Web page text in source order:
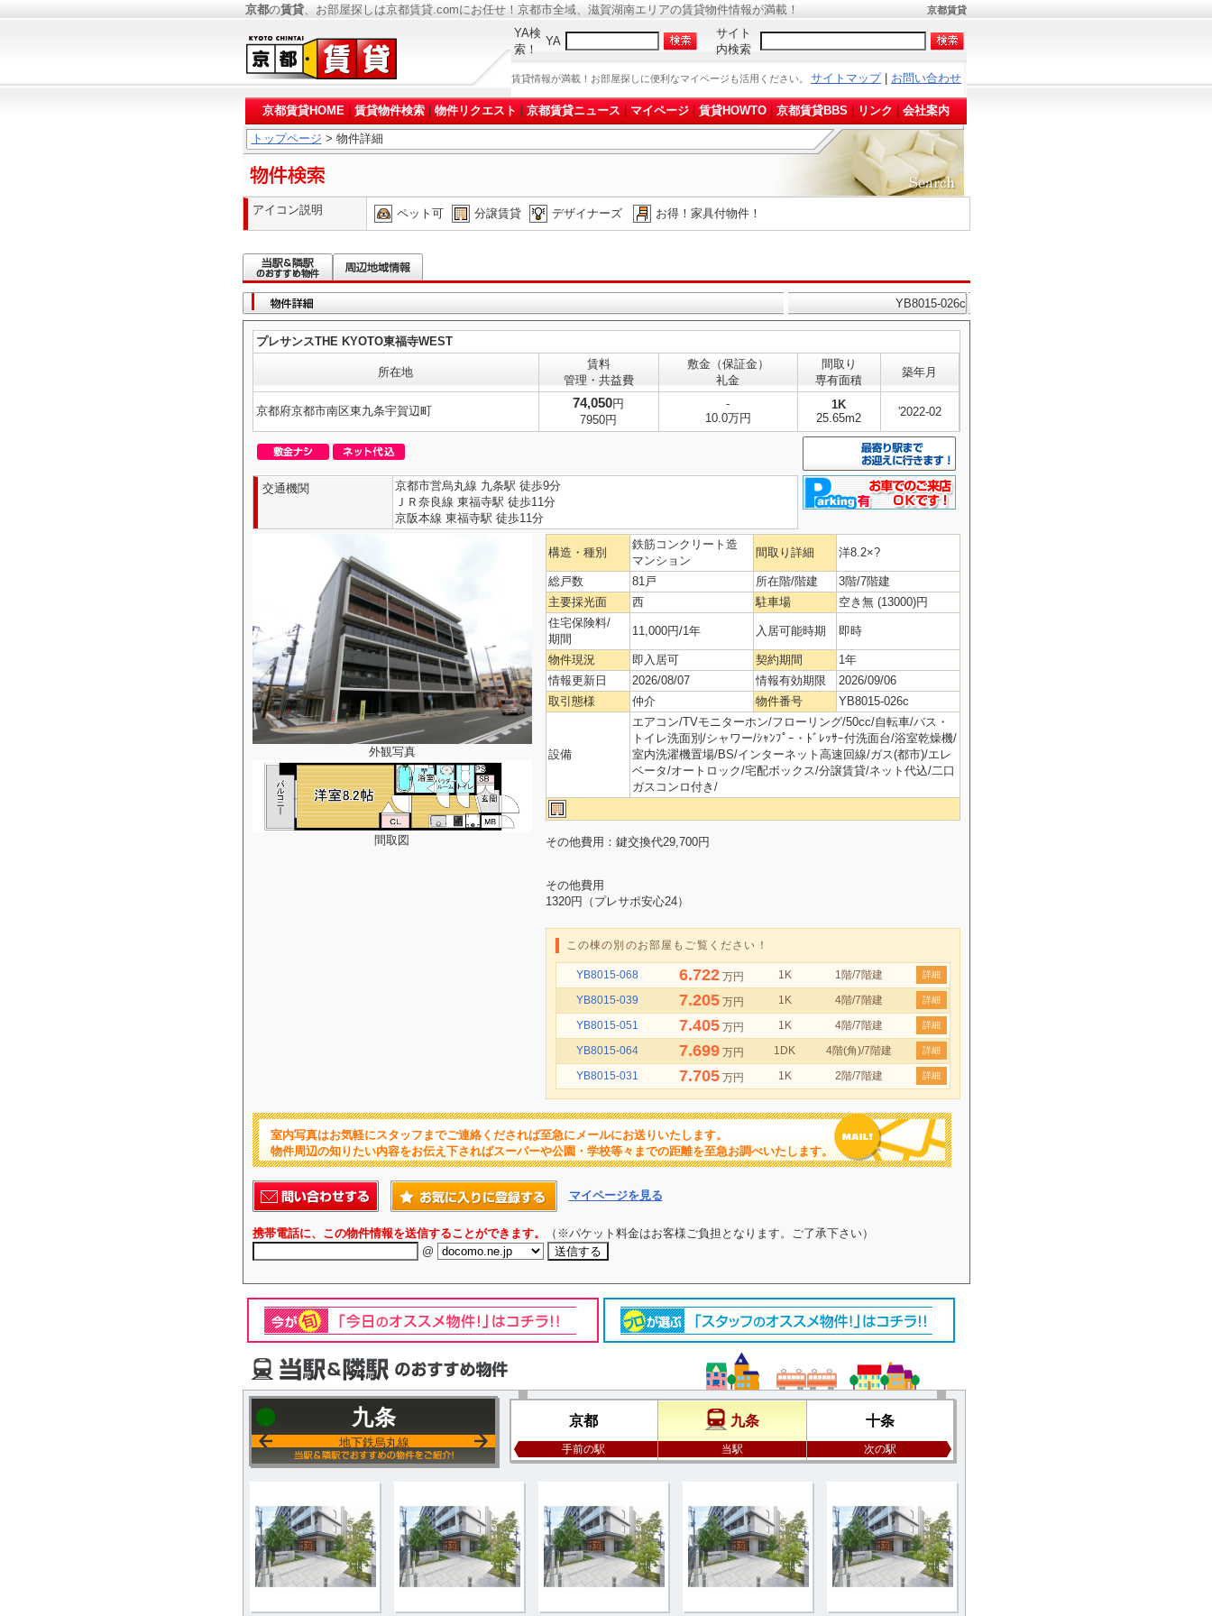
京都の賃貸、お部屋探しは京都賃貸.comにお任せ！京都市全域、滋賀湖南エリアの賃貸物件情報が満載！ 京都賃貸
YA検
索！
YA
サイト
内検索
賃貸情報が満載！お部屋探しに便利なマイページも活用ください。 サイトマップ| お問い合わせ
京都賃貸HOME 賃貸物件検索 物件リクエスト 京都賃貸ニュース マイページ 賃貸HOWTO 京都賃貸BBS リンク 会社案内
トップページ > 物件詳細
アイコン説明 ペット可 分譲賃貸 デザイナーズ お得！家具付物件！
YB8015-026c
プレサンスTHE KYOTO東福寺WEST
所在地
賃料
管理・共益費
敷金（保証金）
礼金
間取り
専有面積
築年月
京都府京都市南区東九条宇賀辺町
74,050円
7950円
-
10.0万円
1K
25.65m2
'2022-02
交通機関
京都市営烏丸線 九条駅 徒歩9分
ＪＲ奈良線 東福寺駅 徒歩11分
京阪本線 東福寺駅 徒歩11分
外観写真
間取図
構造・種別
鉄筋コンクリート造
マンション
間取り詳細 洋8.2×?
総戸数 81戸 所在階/階建
3階/7階建
主要採光面
西 駐車場
空き無 (13000)円
住宅保険料/
期間
11,000円/1年 入居可能時期 即時
物件現況 即入居可 契約期間
1年
情報更新日
2026/08/07 情報有効期限
2026/09/06
取引態様
仲介 物件番号 YB8015-026c
設備
エアコン/TVモニターホン/フローリング/50cc/自転車/バス・
トイレ洗面別/シャワー/ｼｬﾝﾌﾟｰ・ﾄﾞﾚｯｻｰ付洗面台/浴室乾燥機/
室内洗濯機置場/BS/インターネット高速回線/ガス(都市)/エレ
ベータ/オートロック/宅配ボックス/分譲賃貸/ネット代込/二口
ガスコンロ付き/
その他費用：鍵交換代29,700円
その他費用
1320円（プレサポ安心24）
この棟の別のお部屋もご覧ください！
YB8015-068 6.722 万円 1K 1階/7階建 詳細
YB8015-039 7.205 万円 1K 4階/7階建 詳細
YB8015-051 7.405 万円 1K 4階/7階建 詳細
YB8015-064 7.699 万円 1DK 4階(角)/7階建 詳細
YB8015-031 7.705 万円 1K 2階/7階建 詳細
室内写真はお気軽にスタッフまでご連絡くだされば至急にメールにお送りいたします。
物件周辺の知りたい内容をお伝え下さればスーパーや公園・学校等々までの距離を至急お調べいたします。
マイページを見る
携帯電話に、この物件情報を送信することができます。
（※パケット料金はお客様ご負担となります。ご了承下さい）
@
九条
地下鉄烏丸線
京都
手前の駅
九条
当駅
十条
次の駅